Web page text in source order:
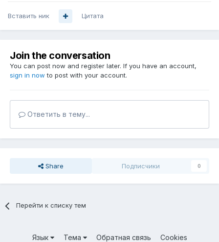
Вставить ник Цитата
Join the conversation
You can post now and register later. If you have an account,
sign in now to post with your account.
Ответить в тему...
Share Подписчики 0
Перейти к списку тем
Язык Тема Обратная связь Cookies